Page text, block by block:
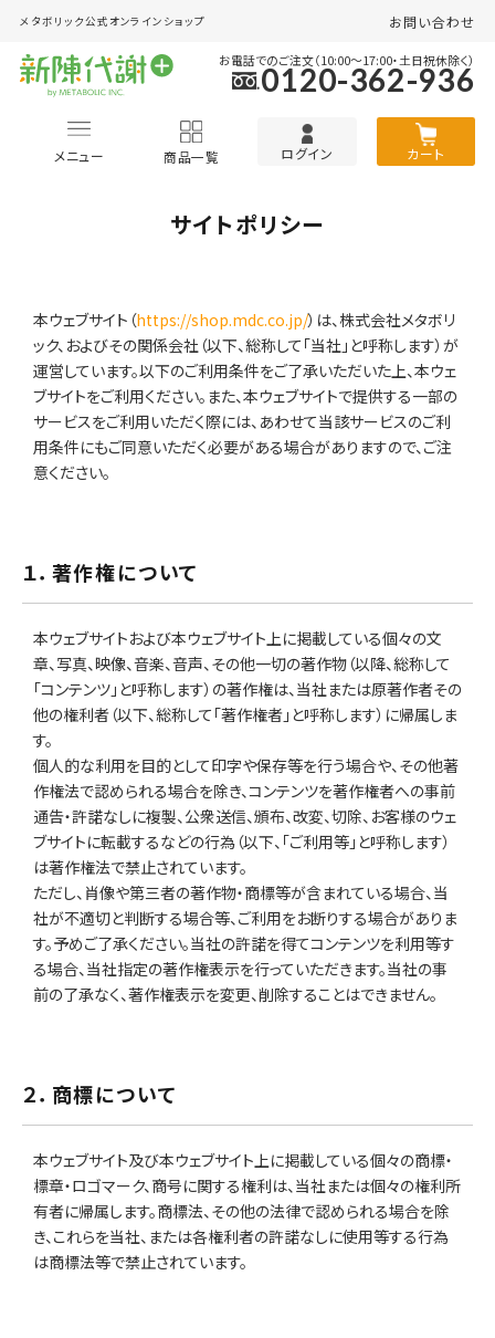
メタボリック公式オンラインショップ お問い合わせ
お電話でのご注文（10:00～17:00・土日祝休除く）
0120-362-936
メニュー 商品一覧 ログイン カート
サイトポリシー
本ウェブサイト（https://shop.mdc.co.jp/）は、株式会社メタボリ
ック、およびその関係会社（以下、総称して「当社」と呼称します）が
運営しています。以下のご利用条件をご了承いただいた上、本ウェ
ブサイトをご利用ください。また、本ウェブサイトで提供する一部の
サービスをご利用いただく際には、あわせて当該サービスのご利
用条件にもご同意いただく必要がある場合がありますので、ご注
意ください。
１．著作権について
本ウェブサイトおよび本ウェブサイト上に掲載している個々の文
章、写真、映像、音楽、音声、その他一切の著作物（以降、総称して
「コンテンツ」と呼称します）の著作権は、当社または原著作者その
他の権利者（以下、総称して「著作権者」と呼称します）に帰属しま
す。
個人的な利用を目的として印字や保存等を行う場合や、その他著
作権法で認められる場合を除き、コンテンツを著作権者への事前
通告・許諾なしに複製、公衆送信、頒布、改変、切除、お客様のウェ
ブサイトに転載するなどの行為（以下、「ご利用等」と呼称します）
は著作権法で禁止されています。
ただし、肖像や第三者の著作物・商標等が含まれている場合、当
社が不適切と判断する場合等、ご利用をお断りする場合がありま
す。予めご了承ください。当社の許諾を得てコンテンツを利用等す
る場合、当社指定の著作権表示を行っていただきます。当社の事
前の了承なく、著作権表示を変更、削除することはできません。
２．商標について
本ウェブサイト及び本ウェブサイト上に掲載している個々の商標・
標章・ロゴマーク、商号に関する権利は、当社または個々の権利所
有者に帰属します。商標法、その他の法律で認められる場合を除
き、これらを当社、または各権利者の許諾なしに使用等する行為
は商標法等で禁止されています。